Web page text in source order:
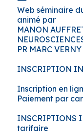
Web séminaire
animé par
MANON
PR MARC
INSCRIPTION
Inscription en
Paiement par
INSCRIPTIONS
tarifaire